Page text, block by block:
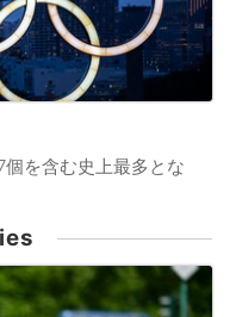
を含む史上最多とな